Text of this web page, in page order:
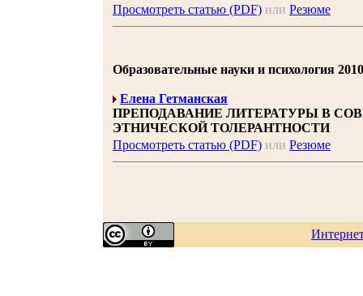
Просмотреть статью (PDF) или Резюме
Образовательные науки и психология
Елена Гетманская
ПРЕПОДАВАНИЕ ЛИТЕРАТУРЫ В
ЭТНИЧЕСКОЙ ТОЛЕРАНТНОСТИ
Просмотреть статью (PDF) или Резюме